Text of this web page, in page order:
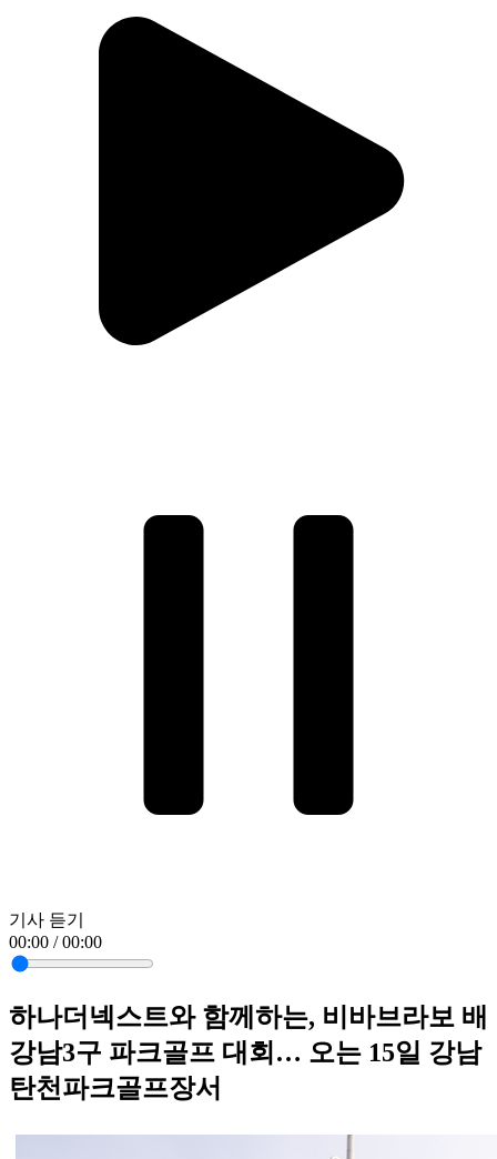
기사 듣기
00:00 / 00:00
하나더넥스트와 함께하는, 비바브라보 배
강남3구 파크골프 대회… 오는 15일 강남
탄천파크골프장서